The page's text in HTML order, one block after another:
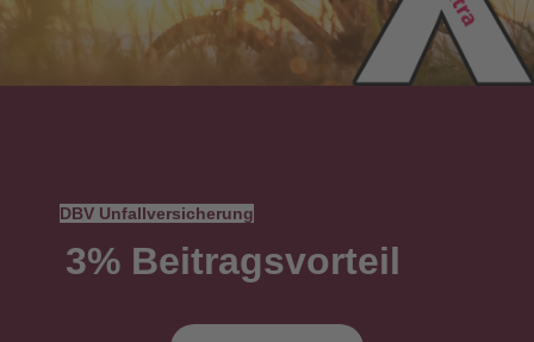
DBV Unfallversicherung
3% Beitragsvorteil